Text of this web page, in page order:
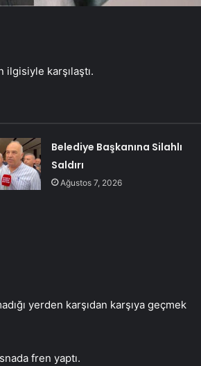
ilgisiyle karşılaştı.
Belediye Başkanına Silahlı
Saldırı
Ağustos 7, 2026
yerden karşıdan karşıya geçmek
fren yaptı.